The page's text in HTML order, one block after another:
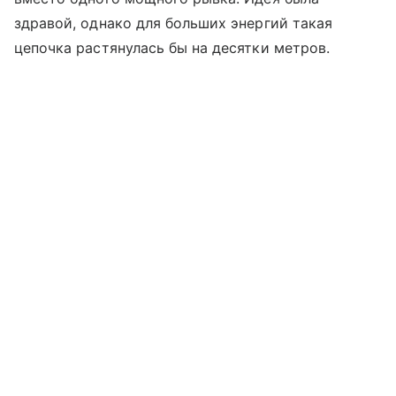
здравой, однако для больших энергий такая
цепочка растянулась бы на десятки метров.